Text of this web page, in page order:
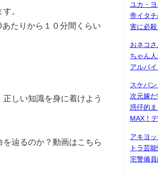
。
たりから１０分間くらい
しい知識を身に着けよう
辿るのか？動画はこちら
ユカ・
帝イタ
害に必
おネコ
ちゃん
アルバ
スケバ
次元嫁
惑仔的
MAX！
アキヨ
トラ芸
宅警備員